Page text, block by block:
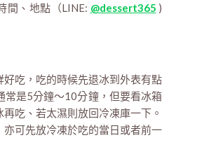
間、地點（LINE: @dessert365 )
吃，吃的時候先退冰到外表有點
常是5分鐘～10分鐘，但要看冰箱
吃、若太濕則放回冷凍庫一下。
可先放冷凍於吃的當日或者前一